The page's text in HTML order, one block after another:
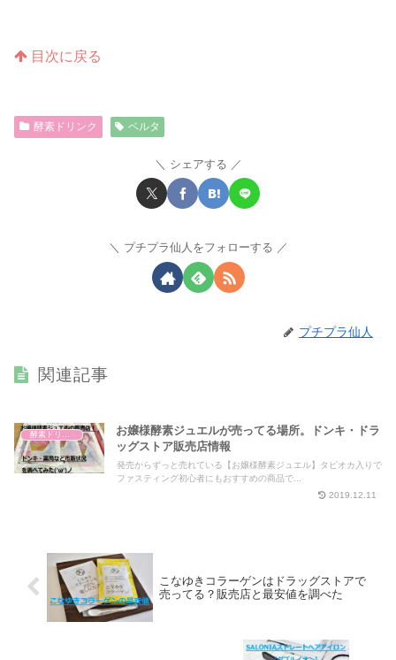
目次に戻る
酵素ドリンク ベルタ
シェアする
プチプラ仙人をフォローする
プチプラ仙人
関連記事
酵素ドリンク
お嬢様酵素ジュエルが売ってる場所。ドンキ・ドラ
ッグストア販売店情報
発売からずっと売れている【お嬢様酵素ジュエル】タピオカ入りで
ファスティング初心者にもおすすめの商品で...
2019.12.11
こなゆきコラーゲンはドラッグストアで
売ってる？販売店と最安値を調べた